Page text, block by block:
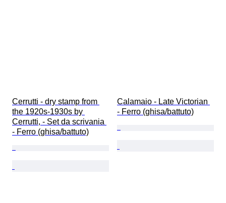
Cerrutti - dry stamp from
the 1920s-1930s by
Cerrutti, - Set da scrivania
- Ferro (ghisa/battuto)
Calamaio - Late Victorian
- Ferro (ghisa/battuto)